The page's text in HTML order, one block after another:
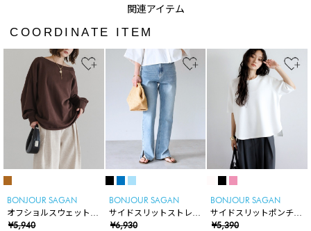
COORDINATE ITEM
BONJOUR SAGAN
オフショルスウェットプ
ルオーバー
¥5,940
BONJOUR SAGAN
サイドスリットストレー
トデニム
¥6,930
BONJOUR SAGAN
サイドスリットポンチT
シャツ
¥5,390